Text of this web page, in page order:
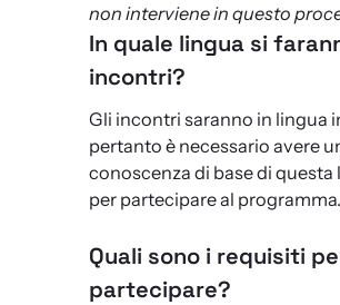
non interviene in questo
In quale lingua si
incontri?
Gli incontri saranno in lingua
pertanto è necessario avere
conoscenza di base di questa
per partecipare al programma.
Quali sono i requisiti
partecipare?